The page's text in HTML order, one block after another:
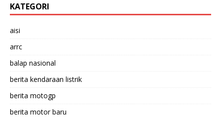
KATEGORI
aisi
arrc
balap nasional
berita kendaraan listrik
berita motogp
berita motor baru